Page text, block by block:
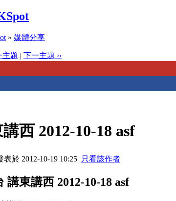
» 媒體分享
主題 | 下一主題 ››
西 2012-10-18 asf
表於 2012-10-19 10:25 只看該作者
講東講西 2012-10-18 asf